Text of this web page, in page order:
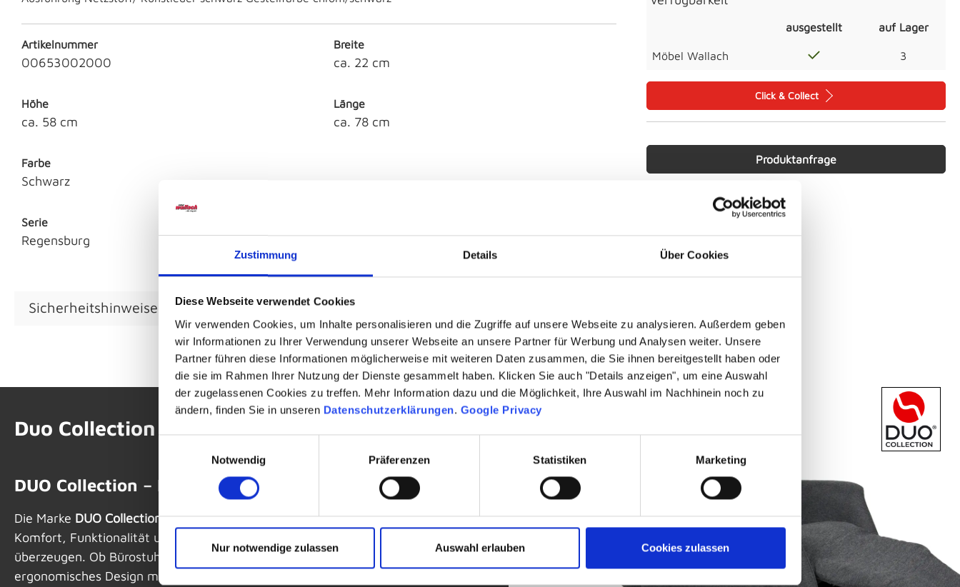
Zustimmung Details Über Cookies
Diese Webseite verwendet Cookies
Wir verwenden Cookies, um Inhalte personalisieren und die Zugriffe auf unsere Webseite zu analysieren. Außerdem geben
wir Informationen zu Ihrer Verwendung unserer Webseite an unsere Partner für Werbung und Analysen weiter. Unsere
Partner führen diese Informationen möglicherweise mit weiteren Daten zusammen, die Sie ihnen bereitgestellt haben oder
die sie im Rahmen Ihrer Nutzung der Dienste gesammelt haben. Klicken Sie auch "Details anzeigen", um eine Auswahl
der zugelassenen Cookies zu treffen. Mehr Information dazu und die Möglichkeit, Ihre Auswahl im Nachhinein noch zu
ändern, finden Sie in unseren Datenschutzerklärungen. Google Privacy
Notwendig
Präferenzen Statistiken Marketing
Nur notwendige zulassen Auswahl erlauben Cookies zulassen
ausgestellt auf Lager
Möbel Wallach 3
Click & Collect
Produktanfrage
Artikelnummer
00653002000
Breite
ca. 22 cm
Höhe
ca. 58 cm
Länge
ca. 78 cm
Farbe
Schwarz
Serie
Regensburg schwarz
Sicherheitshinweise GPSR
Duo Collection
DUO Collection – Komfort trifft modernes Design
Die Marke DUO Collectionsteht für stilvolle Sitz- und Wohnmöbel, die durch
Komfort, Funktionalität und ein attraktives Preis-Leistungs-Verhältnis
überzeugen. Ob Bürostuhl, Relaxsessel oder TV-Sessel – jedes Produkt vereint
ergonomisches Design mit hochwertigen Materialien. Für ein Zuhause, das